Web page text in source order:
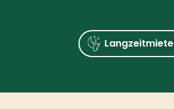
Langzeitmiete